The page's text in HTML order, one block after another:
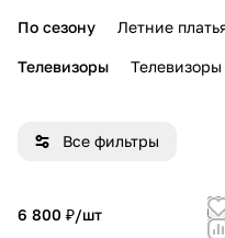
По сезону Летние
Телевизоры Телевизоры
Все фильтры
6 800 ₽/шт